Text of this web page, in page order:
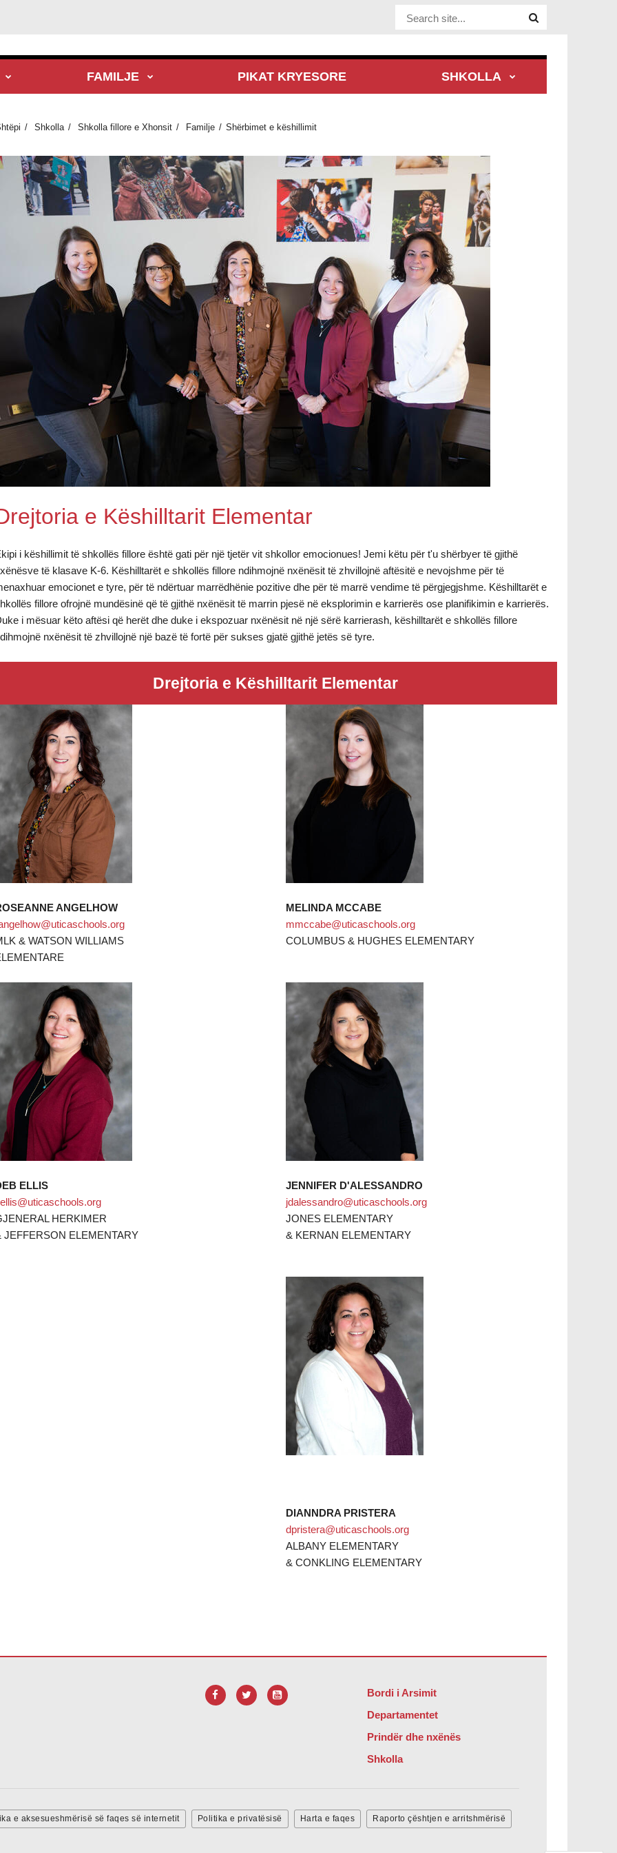
Website Site
FAMILJE PIKAT KRYESORE SHKOLLA
Shkolla Shkolla fillore e Xhonsit Familje Shërbimet e këshillimit
e Këshilltarit Elementar
i këshillimit të shkollës fillore është gati për një tjetër vit shkollor emocionues! Jemi këtu për t'u shërbyer të gjithë
të klasave K-6. Këshilltarët e shkollës fillore ndihmojnë nxënësit të zhvillojnë aftësitë e nevojshme për të
emocionet e tyre, për të ndërtuar marrëdhënie pozitive dhe për të marrë vendime të përgjegjshme. Këshilltarët e
fillore ofrojnë mundësinë që të gjithë nxënësit të marrin pjesë në eksplorimin e karrierës ose planifikimin e karrierës.
i mësuar këto aftësi që herët dhe duke i ekspozuar nxënësit në një sërë karrierash, këshilltarët e shkollës fillore
nxënësit të zhvillojnë një bazë të fortë për sukses gjatë gjithë jetës së tyre.
Drejtoria e Këshilltarit Elementar
ANGELHOW
& WATSON WILLIAMS
ELLIS
HERKIMER
JEFFERSON ELEMENTARY
MELINDA MCCABE
mmccabe@uticaschools.org
COLUMBUS & HUGHES ELEMENTARY
JENNIFER D'ALESSANDRO
jdalessandro@uticaschools.org
JONES ELEMENTARY
& KERNAN ELEMENTARY
DIANNDRA PRISTERA
dpristera@uticaschools.org
ALBANY ELEMENTARY
& CONKLING ELEMENTARY
Bordi i Arsimit
Departamentet
Prindër dhe nxënës
Shkolla
e aksesueshmërisë së faqes së internetit Politika e privatësisë Harta e faqes Raporto çështjen e arritshmërisë